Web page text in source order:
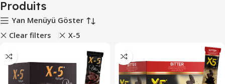
Produits
Yan Menüyü Göster
Clear filters X-5